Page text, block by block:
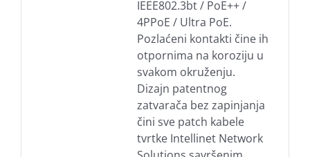
IEEE802.3bt / PoE++ /
4PPoE / Ultra PoE.
Pozlaćeni kontakti čine ih
otpornima na koroziju u
svakom okruženju.
Dizajn patentnog
zatvarača bez zapinjanja
čini sve patch kabele
tvrtke Intellinet Network